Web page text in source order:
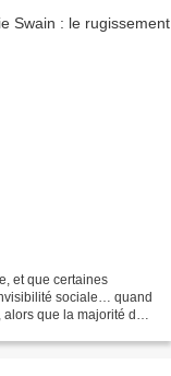
et que certaines
sociale… quand
que la majorité des